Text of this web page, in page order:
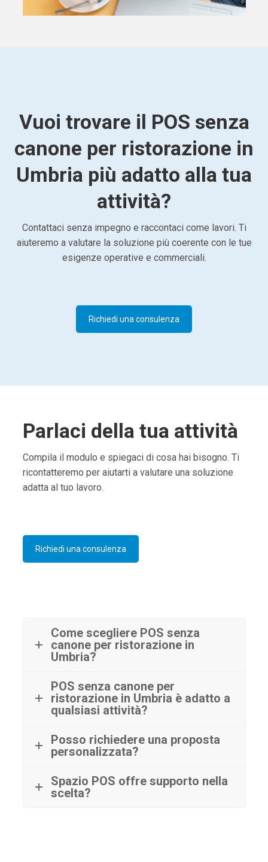
Vuoi trovare il POS senza
canone per ristorazione in
Umbria più adatto alla tua
attività?
Contattaci senza impegno e raccontaci come lavori. Ti
aiuteremo a valutare la soluzione più coerente con le tue
esigenze operative e commerciali.
Richiedi una consulenza
Parlaci della tua attività
Compila il modulo e spiegaci di cosa hai bisogno. Ti
ricontatteremo per aiutarti a valutare una soluzione
adatta al tuo lavoro.
Richiedi una consulenza
Come scegliere POS senza
canone per ristorazione in
Umbria?
POS senza canone per
ristorazione in Umbria è adatto a
qualsiasi attività?
Posso richiedere una proposta
personalizzata?
Spazio POS offre supporto nella
scelta?